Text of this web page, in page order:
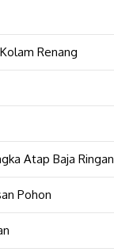
Renang
Atap Baja Ringan
Pohon